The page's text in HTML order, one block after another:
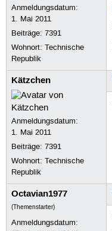
Anmeldungsdatum:
1. Mai 2011
Beiträge:7391
Wohnort: Technische
Republik
Kätzchen
Anmeldungsdatum:
1. Mai 2011
Beiträge:7391
Wohnort: Technische
Republik
Octavian1977
(Themenstarter)
Anmeldungsdatum: